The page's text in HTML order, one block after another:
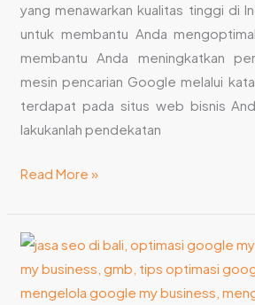
yang menawarkan kualitas tinggi di
untuk membantu Anda
membantu Anda meningkatkan
mesin pencarian Google melalui
terdapat pada situs web bisnis
lakukanlah pendekatan
Organik
Read More »
Optimasi
Google
My